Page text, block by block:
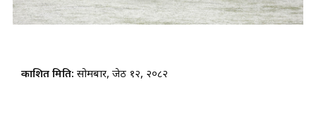
प्रकाशित मिति: सोमबार, जेठ १२, २०८२